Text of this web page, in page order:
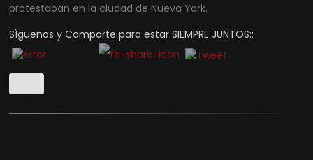
protestaban en la ciudad de Nueva York.
SÍguenos y Comparte para estar SIEMPRE JUNTOS::